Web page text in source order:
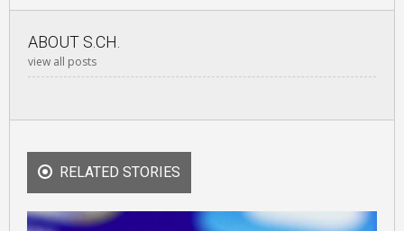
ABOUT S.CH.
view all posts
RELATED STORIES